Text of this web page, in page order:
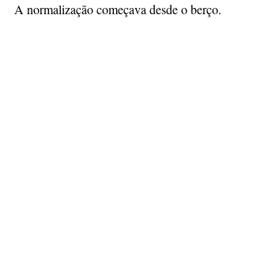
A normalização começava desde o berço.